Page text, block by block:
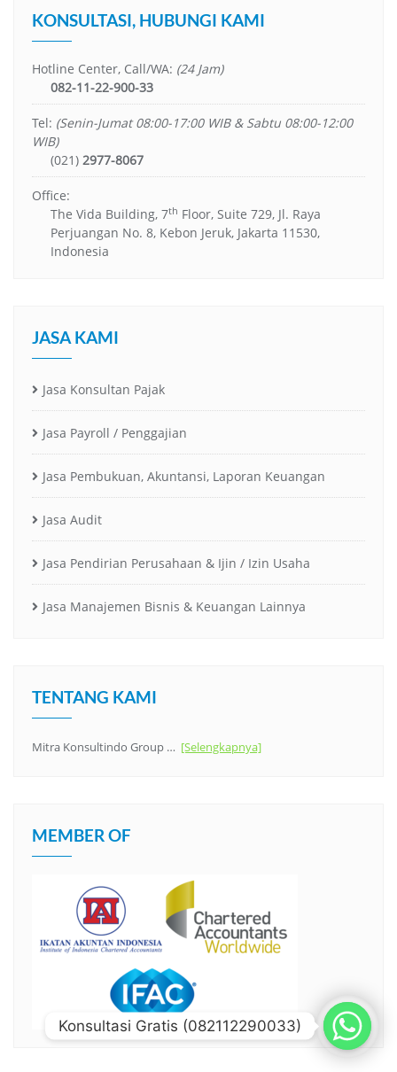
KONSULTASI, HUBUNGI KAMI
Hotline Center, Call/WA: (24 Jam)
082-11-22-900-33
Tel: (Senin-Jumat 08:00-17:00 WIB & Sabtu 08:00-12:00
WIB)
(021) 2977-8067
Office:
The Vida Building, 7th Floor, Suite 729, Jl. Raya
Perjuangan No. 8, Kebon Jeruk, Jakarta 11530,
Indonesia
JASA KAMI
Jasa Konsultan Pajak
Jasa Payroll / Penggajian
Jasa Pembukuan, Akuntansi, Laporan Keuangan
Jasa Audit
Jasa Pendirian Perusahaan & Ijin / Izin Usaha
Jasa Manajemen Bisnis & Keuangan Lainnya
TENTANG KAMI
Mitra Konsultindo Group … [Selengkapnya]
MEMBER OF
Konsultasi Gratis (082112290033)